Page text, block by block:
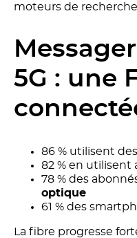
moteurs de recherche.
5G : une
86 % utilisent
82 % en utilisent
78 % des
optique
61 % des
La fibre progresse